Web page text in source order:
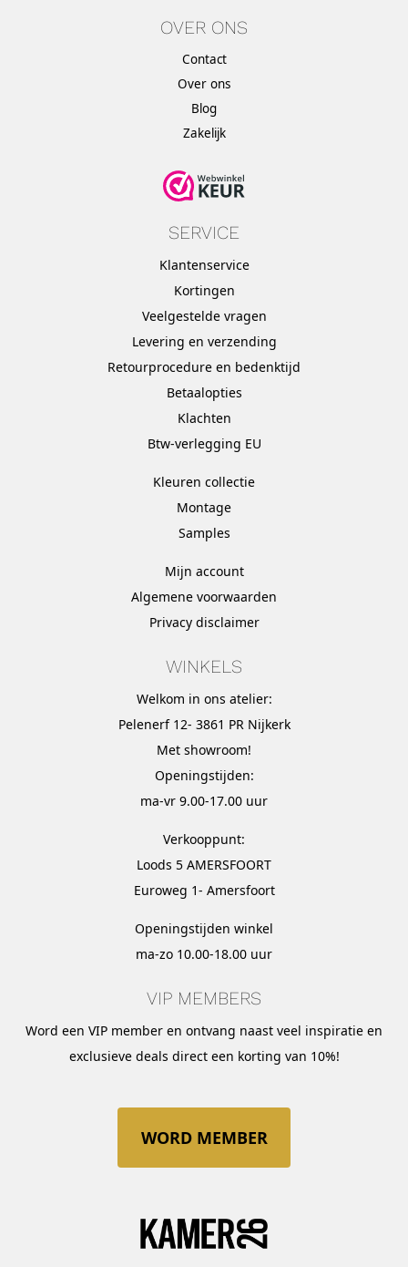
OVER ONS
Contact
Over ons
Blog
Zakelijk
SERVICE
Klantenservice
Kortingen
Veelgestelde vragen
Levering en verzending
Retourprocedure en bedenktijd
Betaalopties
Klachten
Btw-verlegging EU
Kleuren collectie
Montage
Samples
Mijn account
Algemene voorwaarden
Privacy disclaimer
WINKELS
Welkom in ons atelier:
Pelenerf 12- 3861 PR Nijkerk
Met showroom!
Openingstijden:
ma-vr 9.00-17.00 uur
Verkooppunt:
Loods 5 AMERSFOORT
Euroweg 1- Amersfoort
Openingstijden winkel
ma-zo 10.00-18.00 uur
VIP MEMBERS
Word een VIP member en ontvang naast veel inspiratie en
exclusieve deals direct een korting van 10%!
WORD MEMBER